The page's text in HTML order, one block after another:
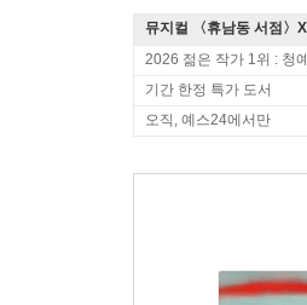
2026 젊은 작가 1위 : 청예
기간 한정 특가 도서
오직, 예스24에서만